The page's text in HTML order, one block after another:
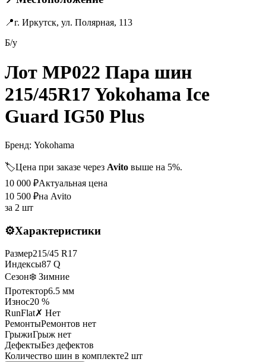
📍г. Иркутск, ул. Полярная, 113
Б/у
Лот MP022 Пара шин
215/45R17 Yokohama Ice
Guard IG50 Plus
Бренд: Yokohama
🏷️Цена при заказе через Avito выше на 5%.
10 000 ₽Актуальная цена
10 500 ₽на Avito
за 2 шт
⚙️Характеристики
Размер215/45 R17
Индексы87 Q
Сезон❄️ Зимние
Протектор6.5 мм
Износ20 %
RunFlat✗ Нет
РемонтыРемонтов нет
ГрыжиГрыж нет
ДефектыБез дефектов
Количество шин в комплекте2 шт